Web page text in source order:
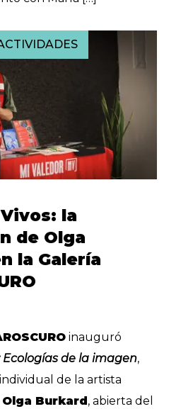
la
de Olga
la Galería
inauguró
Ecologías de la imagen,
de la artista
Olga Burkard , abierta del